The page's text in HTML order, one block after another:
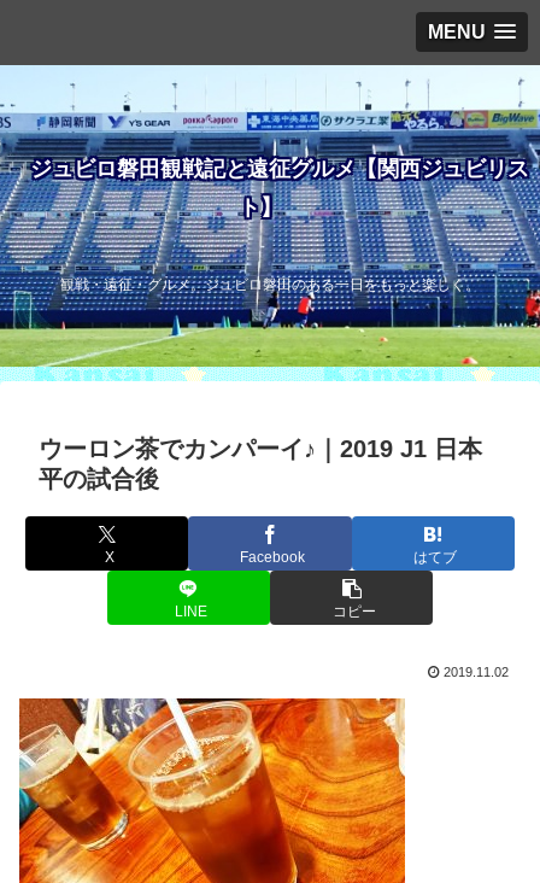
MENU
ジュビロ磐田観戦記と遠征グルメ【関西ジュビリス
ト】
観戦・遠征・グルメ。ジュビロ磐田のある一日をもっと楽しく。
ウーロン茶でカンパーイ♪｜2019 J1 日本
平の試合後
X Facebook はてブ
LINE コピー
2019.11.02